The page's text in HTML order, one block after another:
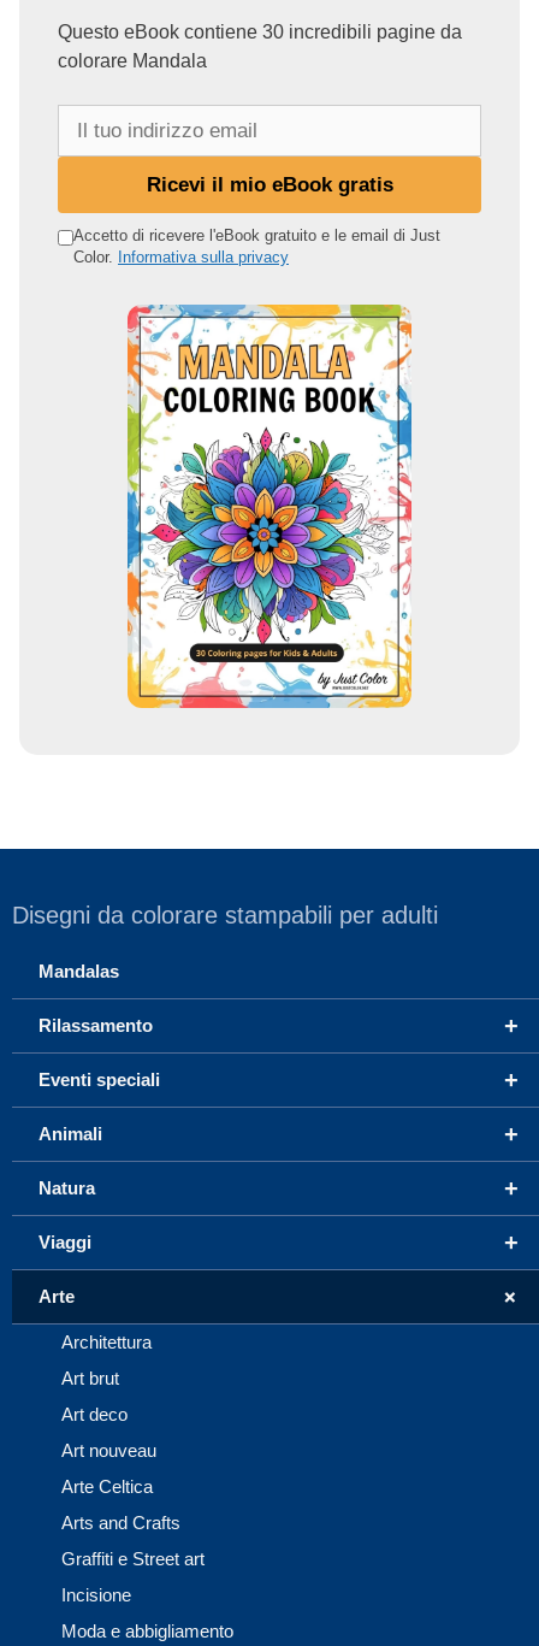
Questo eBook contiene 30 incredibili pagine da
colorare Mandala
o
Ricevi il mio eBook gratis
Accetto di ricevere l'eBook gratuito e le email di Just
Color. Informativa sulla privacy
Disegni da colorare stampabili per adulti
Mandalas
+
Rilassamento
+
Eventi speciali
+
Animali
+
Natura
+
Viaggi
+
Arte
Architettura
Art brut
Art deco
Art nouveau
Arte Celtica
Arts and Crafts
Graffiti e Street art
Incisione
Moda e abbigliamento